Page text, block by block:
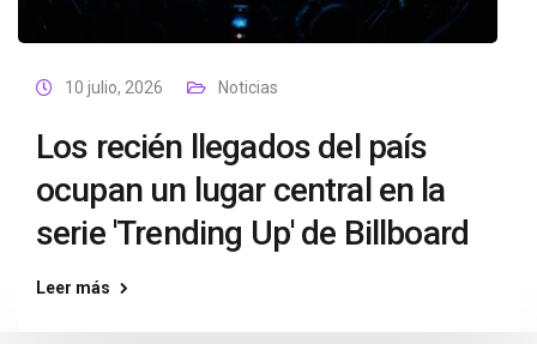
10 julio, 2026 Noticias
Los recién llegados del país
ocupan un lugar central en la
serie 'Trending Up' de Billboard
Leer más